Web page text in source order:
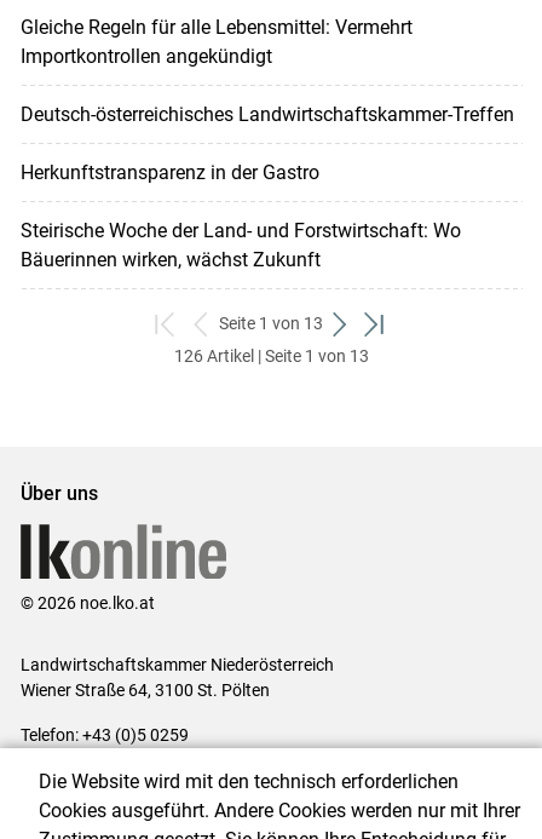
Gleiche Regeln für alle Lebensmittel: Vermehrt
Importkontrollen angekündigt
Deutsch-österreichisches Landwirtschaftskammer-Treffen
Herkunftstransparenz in der Gastro
Steirische Woche der Land- und Forstwirtschaft: Wo
Bäuerinnen wirken, wächst Zukunft
zum
ersten
zurück
zum
Seite 1 von 13
weiter
zum
zum
126 Artikel | Seite 1 von 13
Über uns
© 2026 noe.lko.at
Landwirtschaftskammer Niederösterreich
Wiener Straße 64, 3100 St. Pölten
Telefon: +43 (0)5 0259
Impressum|Kontakt|Datenschutzerklärung|Barrierefreiheit|
Cookie-Einstellungen
Die Website wird mit den technisch erforderlichen
Cookies ausgeführt. Andere Cookies werden nur mit Ihrer